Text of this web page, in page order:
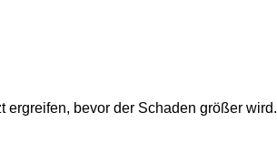
ergreifen, bevor der Schaden größer wird.